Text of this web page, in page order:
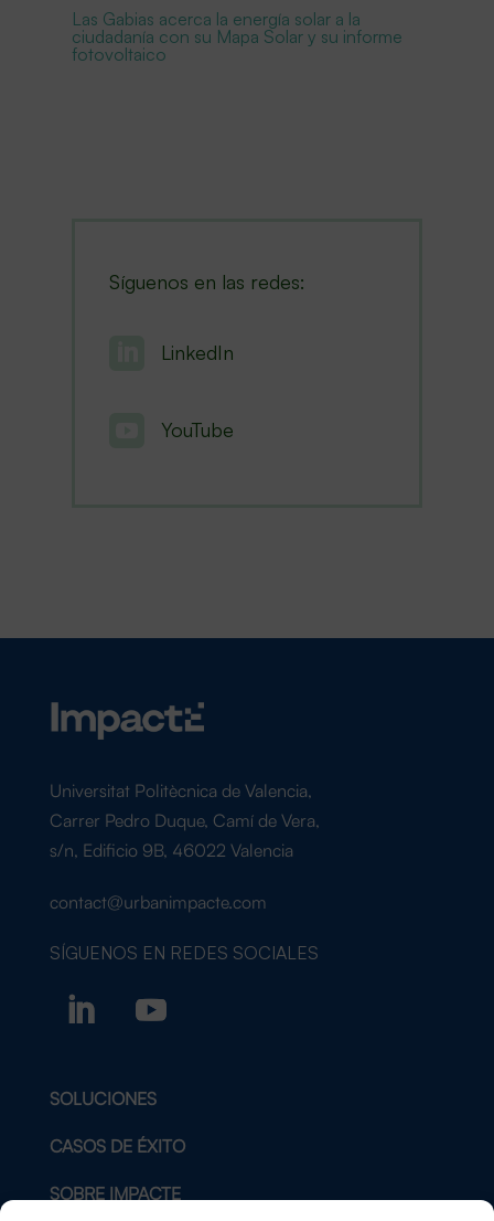
Las Gabias acerca la energía solar a la
ciudadanía con su Mapa Solar y su informe
fotovoltaico
Síguenos en las redes:
LinkedIn
YouTube
Universitat Politècnica de Valencia,
Carrer Pedro Duque, Camí de Vera,
s/n, Edificio 9B, 46022 Valencia
contact@urbanimpacte.com
SÍGUENOS EN REDES SOCIALES
SOLUCIONES
CASOS DE ÉXITO
SOBRE IMPACTE